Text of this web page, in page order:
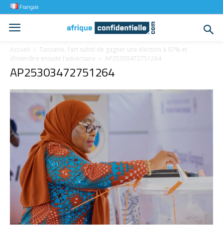
Français
Accueil
Tanzanie, l’art subtil de gagner une élection à 97% et
d’interdire ensuite l’adversaire
AP25303472751264
AP25303472751264